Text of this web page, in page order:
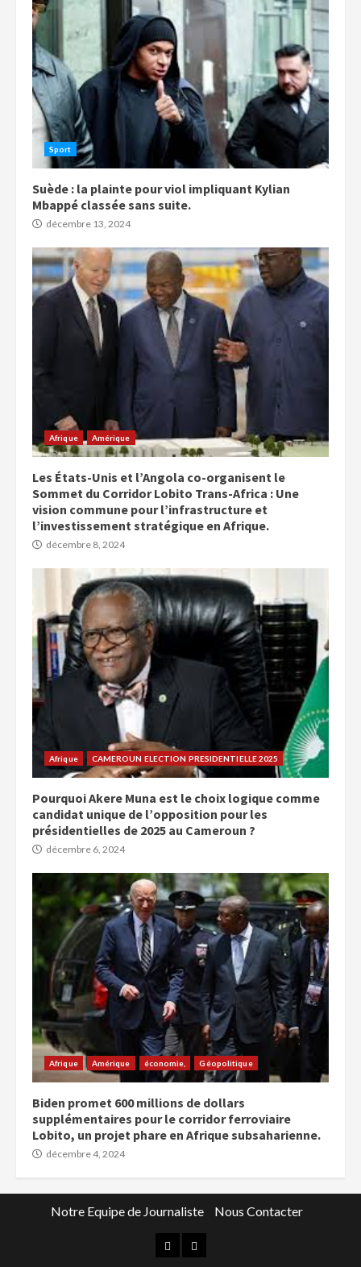
Sport
Suède : la plainte pour viol impliquant Kylian
Mbappé classée sans suite.
décembre 13, 2024
Afrique Amérique
Les États-Unis et l’Angola co-organisent le
Sommet du Corridor Lobito Trans-Africa : Une
vision commune pour l’infrastructure et
l’investissement stratégique en Afrique.
décembre 8, 2024
Afrique CAMEROUN ELECTION PRESIDENTIELLE 2025
Pourquoi Akere Muna est le choix logique comme
candidat unique de l’opposition pour les
présidentielles de 2025 au Cameroun ?
décembre 6, 2024
Afrique Amérique économie, Géopolitique
Biden promet 600 millions de dollars
supplémentaires pour le corridor ferroviaire
Lobito, un projet phare en Afrique subsaharienne.
décembre 4, 2024
Notre Equipe de Journaliste Nous Contacter